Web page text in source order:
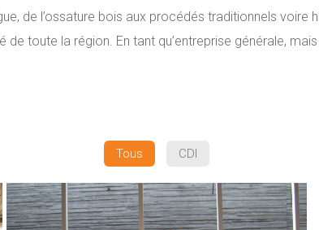
de l’ossature bois aux procédés traditionnels voire
toute la région. En tant qu’entreprise générale,
Tous CDI